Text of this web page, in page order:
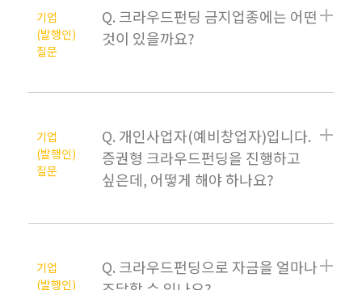
기업
(발행인)
질문
Q. 크라우드펀딩 금지업종에는 어떤
것이 있을까요?
기업
(발행인)
질문
Q. 개인사업자(예비창업자)입니다.
증권형 크라우드펀딩을 진행하고
싶은데, 어떻게 해야 하나요?
기업
(발행인)
Q. 크라우드펀딩으로 자금을 얼마나